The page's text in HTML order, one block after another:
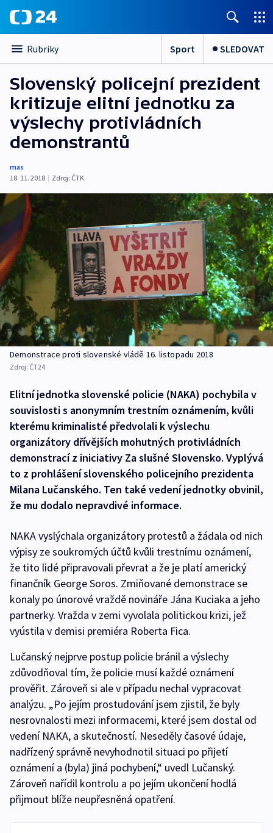
Rubriky Sport SLEDOVAT
Slovenský policejní prezident
kritizuje elitní jednotku za
výslechy protivládních
demonstrantů
mas
18. 11. 2018 | Zdroj: ČTK
Demonstrace proti slovenské vládě 16. listopadu 2018
Zdroj: ČT24
Elitní jednotka slovenské policie (NAKA) pochybila v
souvislosti s anonymním trestním oznámením, kvůli
kterému kriminalisté předvolali k výslechu
organizátory dřívějších mohutných protivládních
demonstrací z iniciativy Za slušné Slovensko. Vyplývá
to z prohlášení slovenského policejního prezidenta
Milana Lučanského. Ten také vedení jednotky obvinil,
že mu dodalo nepravdivé informace.
NAKA vyslýchala organizátory protestů a žádala od nich
výpisy ze soukromých účtů kvůli trestnímu oznámení,
že tito lidé připravovali převrat a že je platí americký
finančník George Soros. Zmiňované demonstrace se
konaly po únorové vraždě novináře Jána Kuciaka a jeho
partnerky. Vražda v zemi vyvolala politickou krizi, jež
vyústila v demisi premiéra Roberta Fica.
Lučanský nejprve postup policie bránil a výslechy
zdůvodňoval tím, že policie musí každé oznámení
prověřit. Zároveň si ale v případu nechal vypracovat
analýzu. „Po jejím prostudování jsem zjistil, že byly
nesrovnalosti mezi informacemi, které jsem dostal od
vedení NAKA, a skutečností. Neseděly časové údaje,
nadřízený správně nevyhodnotil situaci po přijetí
oznámení a (byla) jiná pochybení,“ uvedl Lučanský.
Zároveň nařídil kontrolu a po jejím ukončení hodlá
přijmout blíže neupřesněná opatření.